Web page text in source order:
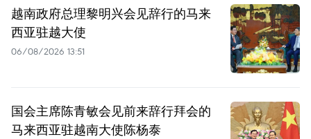
越南政府总理黎明兴会见辞行的马来
西亚驻越大使
06/08/2026 13:51
国会主席陈青敏会见前来辞行拜会的
马来西亚驻越南大使陈杨泰